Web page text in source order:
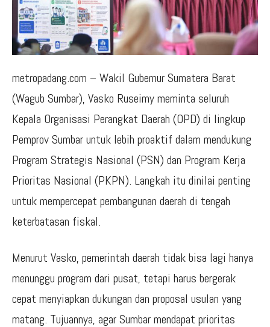
metropadang.com – Wakil Gubernur Sumatera Barat
(Wagub Sumbar), Vasko Ruseimy meminta seluruh
Kepala Organisasi Perangkat Daerah (OPD) di lingkup
Pemprov Sumbar untuk lebih proaktif dalam mendukung
Program Strategis Nasional (PSN) dan Program Kerja
Prioritas Nasional (PKPN). Langkah itu dinilai penting
untuk mempercepat pembangunan daerah di tengah
keterbatasan fiskal.
Menurut Vasko, pemerintah daerah tidak bisa lagi hanya
menunggu program dari pusat, tetapi harus bergerak
cepat menyiapkan dukungan dan proposal usulan yang
matang. Tujuannya, agar Sumbar mendapat prioritas